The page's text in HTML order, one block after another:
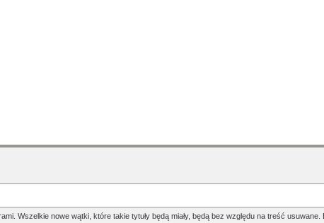
Wszelkie nowe wątki, które takie tytuły będą miały, będą bez względu na treść